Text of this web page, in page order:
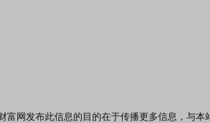
富网发布此信息的目的在于传播更多信息，与